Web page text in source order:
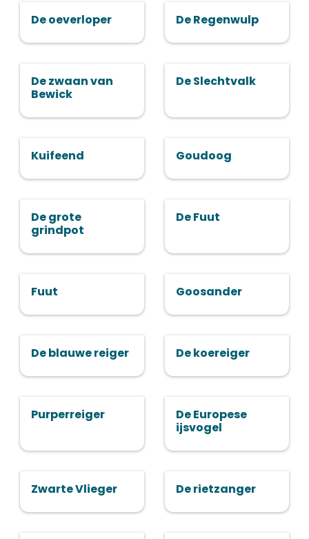
De oeverloper De Regenwulp
De zwaan van
Bewick
De Slechtvalk
Kuifeend Goudoog
De grote
grindpot
De Fuut
Fuut Goosander
De blauwe reiger De koereiger
Purperreiger
De Europese
ijsvogel
Zwarte Vlieger De rietzanger